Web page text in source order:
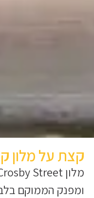
קצת על מלון
ומפנק הממוקם